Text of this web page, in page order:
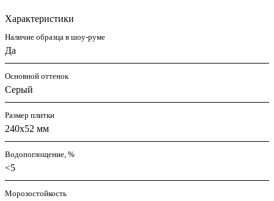
Характеристики
Наличие образца в шоу-руме
Да
Основной оттенок
Серый
Размер плитки
240x52 мм
Водопоглощение, %
<5
Морозостойкость